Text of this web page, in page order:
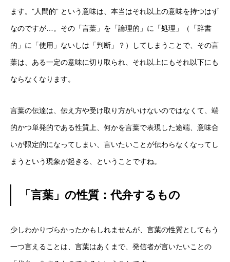
ます。”人間的” という意味は、本当はそれ以上の意味を持つはず
なのですが…。その「言葉」を「論理的」に「処理」（「辞書
的」に「使用」ないしは「判断」？）してしまうことで、その言
葉は、ある一定の意味に切り取られ、それ以上にもそれ以下にも
ならなくなります。
言葉の伝達は、伝え方や受け取り方がいけないのではなくて、端
的かつ単発的である性質上、何かを言葉で表現した途端、意味合
いが限定的になってしまい、言いたいことが伝わらなくなってし
まうという現象が起きる、ということですね。
「言葉」の性質：代弁するもの
少しわかりづらかったかもしれませんが、言葉の性質としてもう
一つ言えることは、言葉はあくまで、発信者が言いたいことの